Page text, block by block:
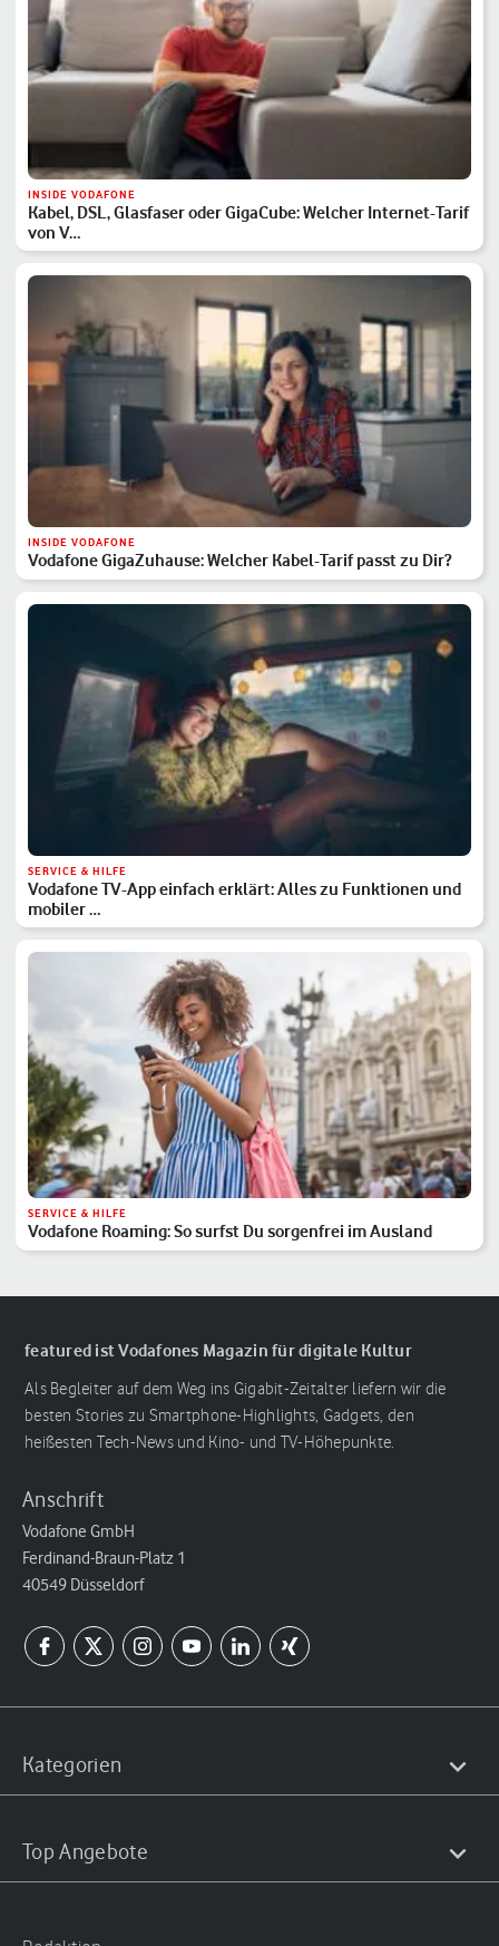
INSIDE VODAFONE
Kabel, DSL, Glasfaser oder GigaCube: Welcher Internet-Tarif
von V…
INSIDE VODAFONE
Vodafone GigaZuhause: Welcher Kabel-Tarif passt zu Dir?
SERVICE & HILFE
Vodafone TV-App einfach erklärt: Alles zu Funktionen und
mobiler …
SERVICE & HILFE
Vodafone Roaming: So surfst Du sorgenfrei im Ausland
featured ist Vodafones Magazin für digitale Kultur
Als Begleiter auf dem Weg ins Gigabit-Zeitalter liefern wir die
besten Stories zu Smartphone-Highlights, Gadgets, den
heißesten Tech-News und Kino- und TV-Höhepunkte.
Anschrift
Vodafone GmbH
Ferdinand-Braun-Platz 1
40549 Düsseldorf
Kategorien
Top Angebote